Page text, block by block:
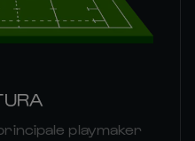
playmaker